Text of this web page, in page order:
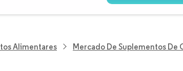
Alimentares Mercado De Suplementos De